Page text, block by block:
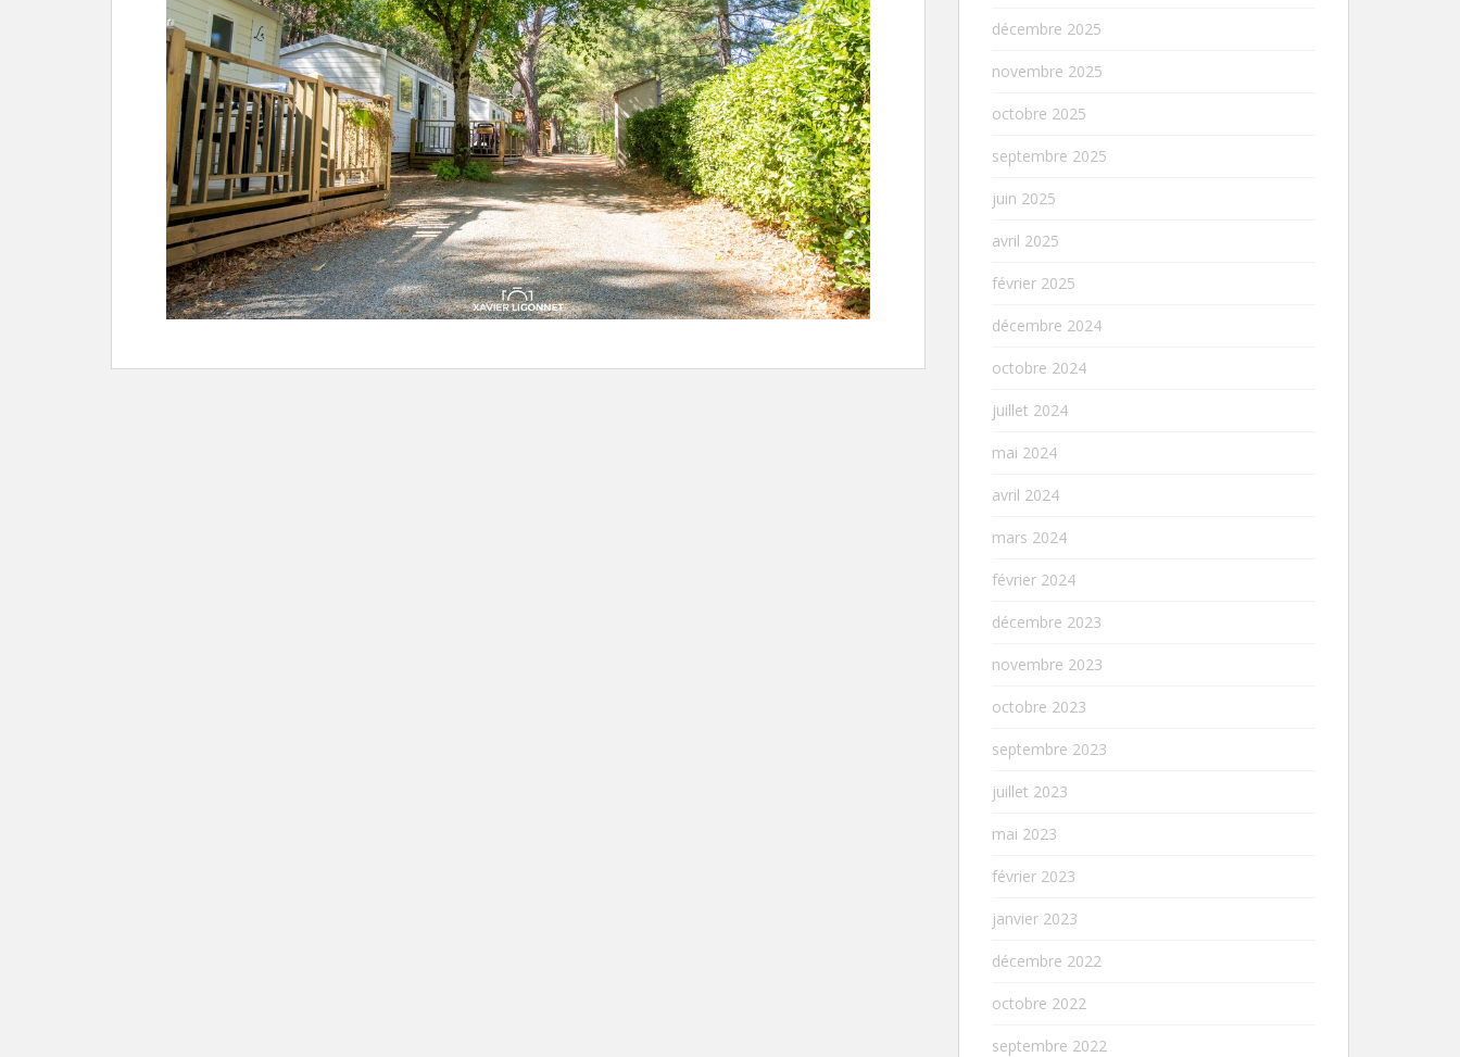
décembre 2025
novembre 2025
octobre 2025
septembre 2025
juin 2025
avril 2025
février 2025
décembre 2024
octobre 2024
juillet 2024
mai 2024
avril 2024
mars 2024
février 2024
décembre 2023
novembre 2023
octobre 2023
septembre 2023
juillet 2023
mai 2023
février 2023
janvier 2023
décembre 2022
octobre 2022
septembre 2022